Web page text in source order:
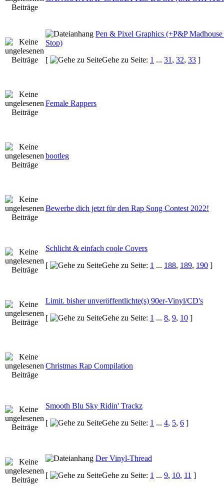
Pen & Pixel Graphics (+P&P
Stop)
[
Gehe zu Seite: 1 ... 31 , 32, 33 ]
Female Rappers
bootleg
Bewerbe dich jetzt für den Rap Song Contest 2022!
Schlicht & einfach coole Covers
[
Gehe zu Seite: 1 ... 188, 189, 190 ]
Limit. bisher unveröffentlichte(s) 90er-Vinyl/CD's
[
Gehe zu Seite: 1 ... 8, 9, 10 ]
Christmas Rap Compilation
Smooth Blu Sky Ridin' Trackz
[
Gehe zu Seite: 1 ... 4, 5, 6 ]
Der Vinyl-Thread
[
Gehe zu Seite: 1 ... 9, 10, 11 ]